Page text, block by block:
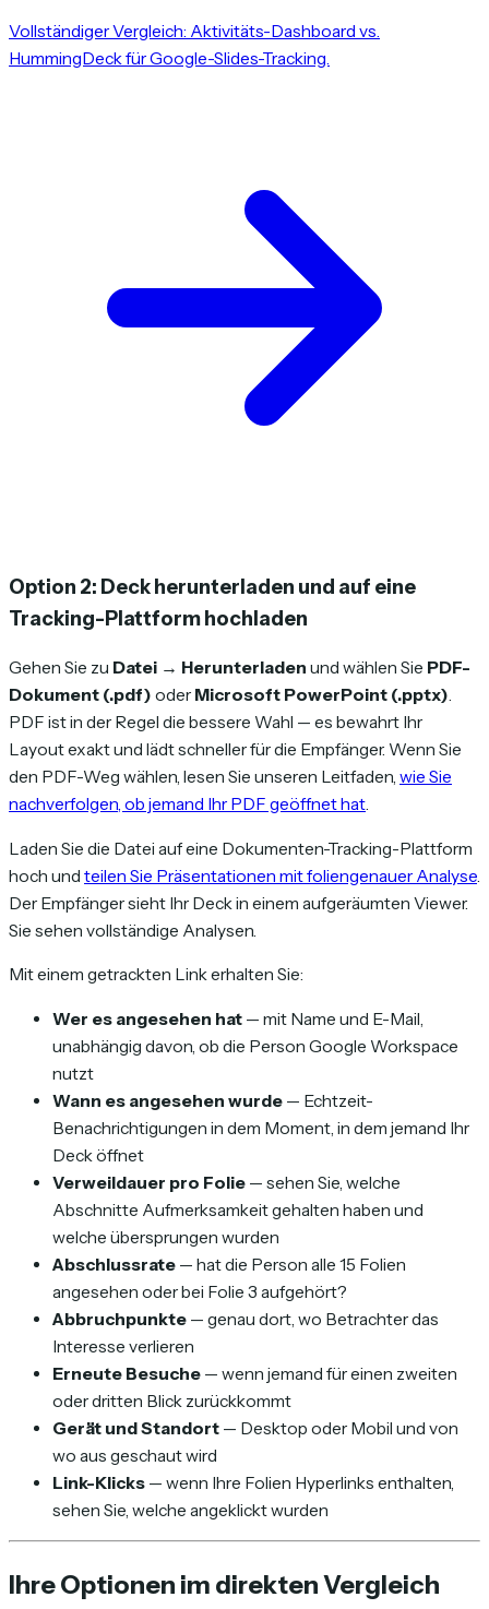
Vollständiger Vergleich: Aktivitäts-Dashboard vs.
HummingDeck für Google-Slides-Tracking.
Option 2: Deck herunterladen und auf eine
Tracking-Plattform hochladen
Gehen Sie zu Datei → Herunterladen und wählen Sie PDF-
Dokument (.pdf) oder Microsoft PowerPoint (.pptx).
PDF ist in der Regel die bessere Wahl — es bewahrt Ihr
Layout exakt und lädt schneller für die Empfänger. Wenn Sie
den PDF-Weg wählen, lesen Sie unseren Leitfaden, wie Sie
nachverfolgen, ob jemand Ihr PDF geöffnet hat.
Laden Sie die Datei auf eine Dokumenten-Tracking-Plattform
hoch und teilen Sie Präsentationen mit foliengenauer Analyse
Der Empfänger sieht Ihr Deck in einem aufgeräumten Viewer.
Sie sehen vollständige Analysen.
Mit einem getrackten Link erhalten Sie:
Wer es angesehen hat — mit Name und E-Mail,
unabhängig davon, ob die Person Google Workspace
nutzt
Wann es angesehen wurde — Echtzeit-
Benachrichtigungen in dem Moment, in dem jemand Ihr
Deck öffnet
Verweildauer pro Folie — sehen Sie, welche
Abschnitte Aufmerksamkeit gehalten haben und
welche übersprungen wurden
Abschlussrate — hat die Person alle 15 Folien
angesehen oder bei Folie 3 aufgehört?
Abbruchpunkte — genau dort, wo Betrachter das
Interesse verlieren
Erneute Besuche — wenn jemand für einen zweiten
oder dritten Blick zurückkommt
Gerät und Standort — Desktop oder Mobil und von
wo aus geschaut wird
Link-Klicks — wenn Ihre Folien Hyperlinks enthalten,
sehen Sie, welche angeklickt wurden
Ihre Optionen im direkten Vergleich